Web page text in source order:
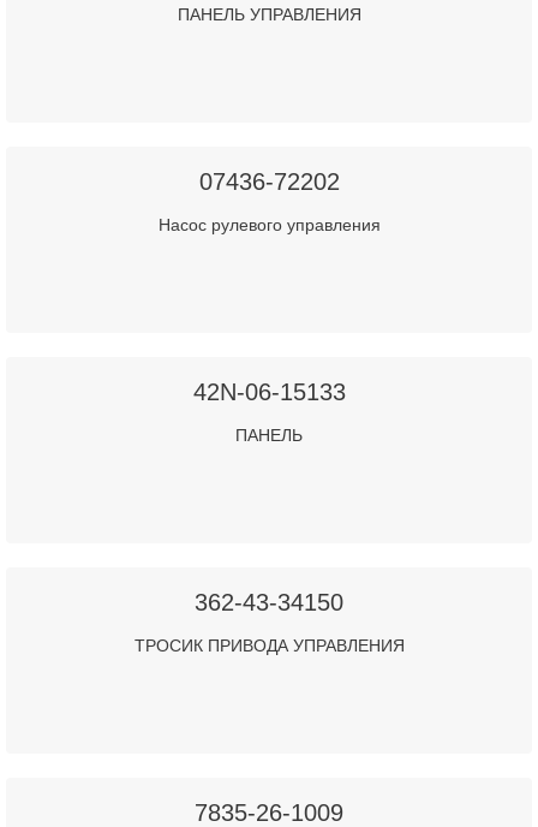
ПАНЕЛЬ УПРАВЛЕНИЯ
07436-72202
Насос рулевого управления
42N-06-15133
ПАНЕЛЬ
362-43-34150
ТРОСИК ПРИВОДА УПРАВЛЕНИЯ
7835-26-1009